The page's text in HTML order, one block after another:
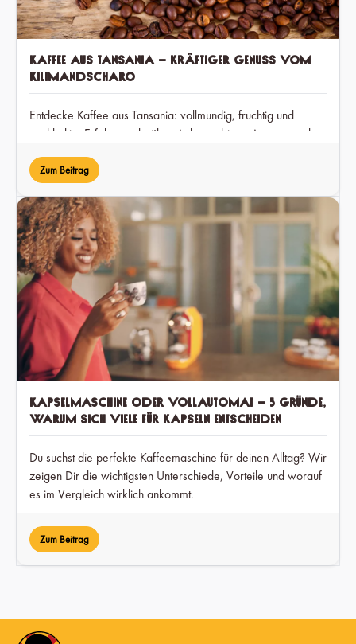
Kaffee aus Tansania – Kräftiger Genuss vom
Kilimandscharo
Entdecke Kaffee aus Tansania: vollmundig, fruchtig und
nachhaltig. Erfahre mehr über Anbaugebiete, Aromen und
Zum Beitrag
Kapselmaschine oder Vollautomat – 5 Gründe,
warum sich viele für Kapseln entscheiden
Du suchst die perfekte Kaffeemaschine für deinen Alltag? Wir
zeigen Dir die wichtigsten Unterschiede, Vorteile und worauf
es im Vergleich wirklich ankommt.
Zum Beitrag